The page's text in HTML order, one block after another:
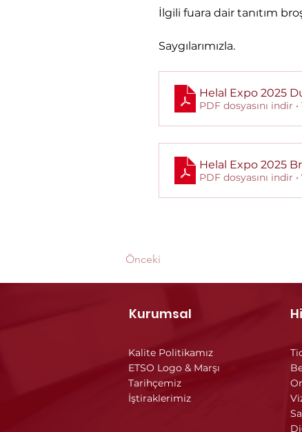
İlgili fuara dair tanıtım
Saygılarımızla.
Helal Expo 2025
PDF dosyasını indir •
Helal Expo 2025
PDF dosyasını indir •
Önceki
Kurumsal
Kalite Politikamız
ETSO Logo & Marşı
Tarihçemiz
İştiraklerimiz